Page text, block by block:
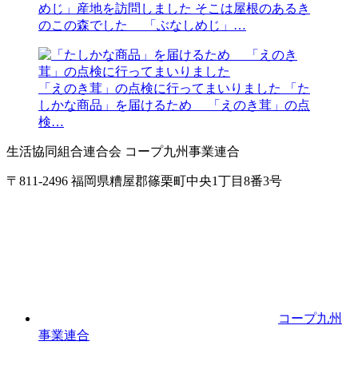
めじ」産地を訪問しました そこは屋根のあるき
のこの森でした 「ぶなしめじ」…
「えのき茸」の点検に行ってまいりました
「た
しかな商品」を届けるため 「えのき茸」の点
検…
生活協同組合連合会 コープ九州事業連合
〒811-2496 福岡県糟屋郡篠栗町中央1丁目8番3号
コープ九州
事業連合